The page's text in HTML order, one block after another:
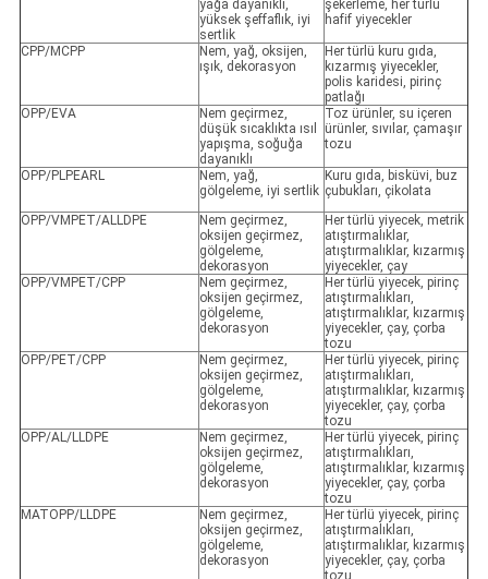
yağa dayanıklı,
yüksek şeffaflık, iyi
sertlik
şekerleme, her türlü
hafif yiyecekler
CPP/MCPP
Nem, yağ, oksijen,
ışık, dekorasyon
Her türlü kuru gıda,
kızarmış yiyecekler,
polis karidesi, pirinç
patlağı
OPP/EVA
Nem geçirmez,
düşük sıcaklıkta ısıl
yapışma, soğuğa
dayanıklı
Toz ürünler, su içeren
ürünler, sıvılar, çamaşır
tozu
OPP/PLPEARL
Nem, yağ,
gölgeleme, iyi sertlik
Kuru gıda, bisküvi, buz
çubukları, çikolata
OPP/VMPET/ALLDPE
Nem geçirmez,
oksijen geçirmez,
gölgeleme,
dekorasyon
Her türlü yiyecek, metrik
atıştırmalıklar,
atıştırmalıklar, kızarmış
yiyecekler, çay
OPP/VMPET/CPP
Nem geçirmez,
oksijen geçirmez,
gölgeleme,
dekorasyon
Her türlü yiyecek, pirinç
atıştırmalıkları,
atıştırmalıklar, kızarmış
yiyecekler, çay, çorba
tozu
OPP/PET/CPP
Nem geçirmez,
oksijen geçirmez,
gölgeleme,
dekorasyon
Her türlü yiyecek, pirinç
atıştırmalıkları,
atıştırmalıklar, kızarmış
yiyecekler, çay, çorba
tozu
OPP/AL/LLDPE
Nem geçirmez,
oksijen geçirmez,
gölgeleme,
dekorasyon
Her türlü yiyecek, pirinç
atıştırmalıkları,
atıştırmalıklar, kızarmış
yiyecekler, çay, çorba
tozu
MATOPP/LLDPE
Nem geçirmez,
oksijen geçirmez,
gölgeleme,
dekorasyon
Her türlü yiyecek, pirinç
atıştırmalıkları,
atıştırmalıklar, kızarmış
yiyecekler, çay, çorba
tozu